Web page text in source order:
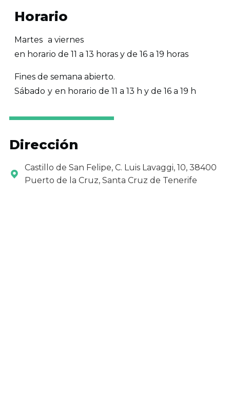
Horario
Martes a viernes
en horario de 11 a 13 horas y de 16 a 19 horas
Fines de semana abierto.
Sábado y en horario de 11 a 13 h y de 16 a 19 h
Dirección
Castillo de San Felipe, C. Luis Lavaggi, 10, 38400
Puerto de la Cruz, Santa Cruz de Tenerife